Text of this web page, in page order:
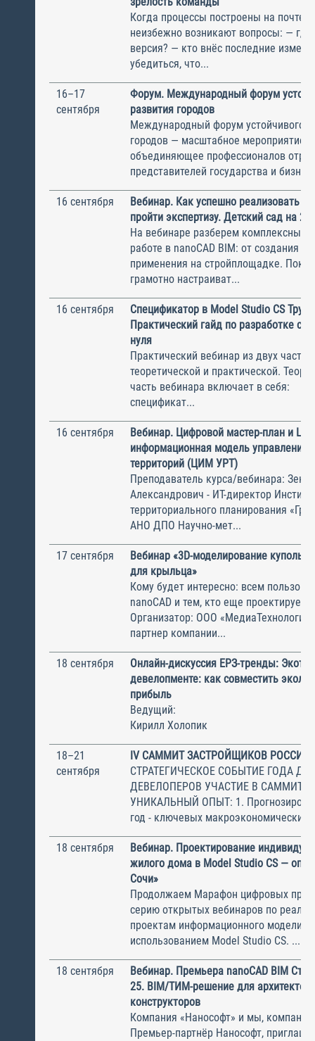
Когда процессы построены на почте и
неизбежно возникают вопросы: — где
версия? — кто внёс последние
убедиться, что...
16–17
сентября
Форум. Международный форум
развития городов
Международный форум устойчивого
городов — масштабное мероприятие,
объединяющее профессионалов
представителей государства и
16 сентября
Вебинар. Как успешно реализовать
пройти экспертизу. Детский сад на
На вебинаре разберем комплексный
работе в nanoCAD BIM: от создания
применения на стройплощадке.
грамотно настраиват...
16 сентября
Спецификатор в Model Studio CS
Практический гайд по разработке
нуля
Практический вебинар из двух
теоретической и практической.
часть вебинара включает в себя:
спецификат...
16 сентября
Вебинар. Цифровой мастер-план и
информационная модель управления
территорий (ЦИМ УРТ)
Преподаватель курса/вебинара:
Александрович - ИТ-директор
территориального планирования
АНО ДПО Научно-мет...
17 сентября
Вебинар «3D-моделирование
для крыльца»
Кому будет интересно: всем
nanoCAD и тем, кто еще проектирует
Организатор: ООО
партнер компании...
18 сентября
Онлайн-дискуссия ЕРЗ-тренды:
девелопменте: как совместить
прибыль
Ведущий:
Кирилл Холопик
18–21
сентября
IV САММИТ ЗАСТРОЙЩИКОВ РОССИИ
СТРАТЕГИЧЕСКОЕ СОБЫТИЕ ГОДА
ДЕВЕЛОПЕРОВ УЧАСТИЕ В САММИТЕ
УНИКАЛЬНЫЙ ОПЫТ: 1.
год - ключевых макроэкономических
18 сентября
Вебинар. Проектирование
жилого дома в Model Studio CS —
Сочи»
Продолжаем Марафон цифровых
серию открытых вебинаров по
проектам информационного
использованием Model Studio CS. ...
18 сентября
Вебинар. Премьера nanoCAD BIM
25. BIM/ТИМ-решение для
конструкторов
Компания «Нанософт» и мы,
Премьер-партнёр Нанософт,